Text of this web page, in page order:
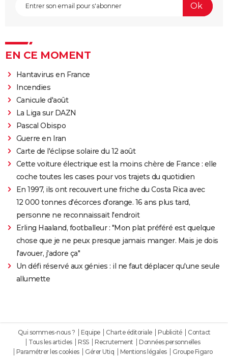
EN CE MOMENT
Hantavirus en France
Incendies
Canicule d'août
La Liga sur DAZN
Pascal Obispo
Guerre en Iran
Carte de l'éclipse solaire du 12 août
Cette voiture électrique est la moins chère de France : elle
coche toutes les cases pour vos trajets du quotidien
En 1997, ils ont recouvert une friche du Costa Rica avec
12 000 tonnes d'écorces d'orange. 16 ans plus tard,
personne ne reconnaissait l'endroit
Erling Haaland, footballeur : "Mon plat préféré est quelque
chose que je ne peux presque jamais manger. Mais je dois
l'avouer, j'adore ça"
Un défi réservé aux génies : il ne faut déplacer qu'une seule
allumette
Qui sommes-nous ? Equipe Charte éditoriale Publicité
Contact
Tous les articles
RSS Recrutement
Données personnelles
Paramétrer les cookies
Gérer Utiq Mentions légales Groupe Figaro